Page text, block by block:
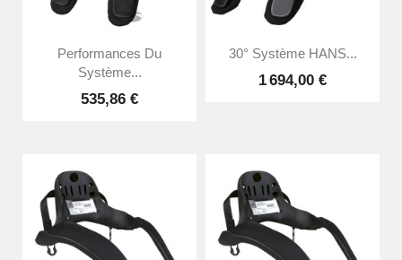
Performances Du
Système...
535,86 €
30° Système HANS...
1 694,00 €